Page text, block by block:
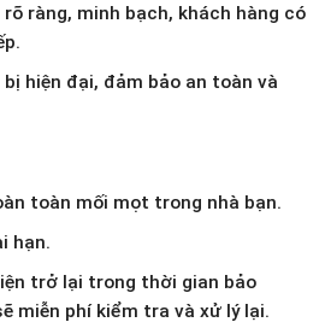
ràng, minh bạch, khách hàng có
hiện đại, đảm bảo an toàn và
toàn mối mọt trong nhà bạn.
hạn.
trở lại trong thời gian bảo
miễn phí kiểm tra và xử lý lại.